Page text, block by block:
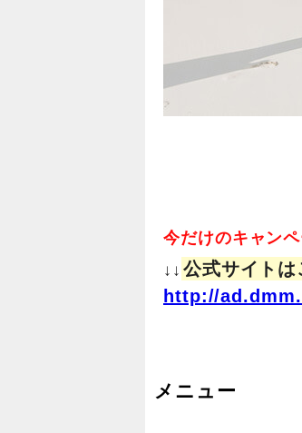
今だけのキャンペ
↓↓ 公式サイトは
http://
メニュー